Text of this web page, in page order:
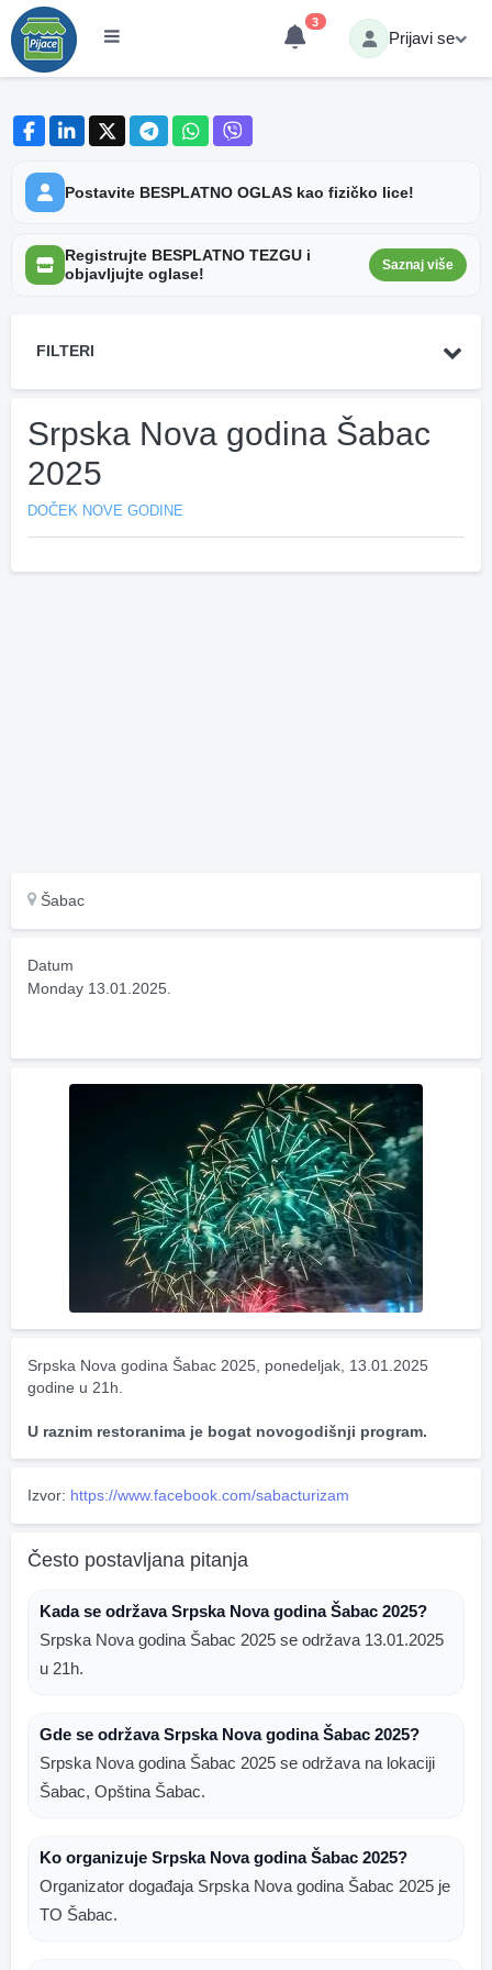
3
Prijavi se
Postavite BESPLATNO OGLAS kao fizičko lice!
Registrujte BESPLATNO TEZGU i
objavljujte oglase!
Saznaj više
FILTERI
Srpska Nova godina Šabac
2025
DOČEK NOVE GODINE
Šabac
Datum
Monday 13.01.2025.
Srpska Nova godina Šabac 2025, ponedeljak, 13.01.2025
godine u 21h.
U raznim restoranima je bogat novogodišnji program.
Izvor: https://www.facebook.com/sabacturizam
Često postavljana pitanja
Kada se održava Srpska Nova godina Šabac 2025?
Srpska Nova godina Šabac 2025 se održava 13.01.2025
u 21h.
Gde se održava Srpska Nova godina Šabac 2025?
Srpska Nova godina Šabac 2025 se održava na lokaciji
Šabac, Opština Šabac.
Ko organizuje Srpska Nova godina Šabac 2025?
Organizator događaja Srpska Nova godina Šabac 2025 je
TO Šabac.